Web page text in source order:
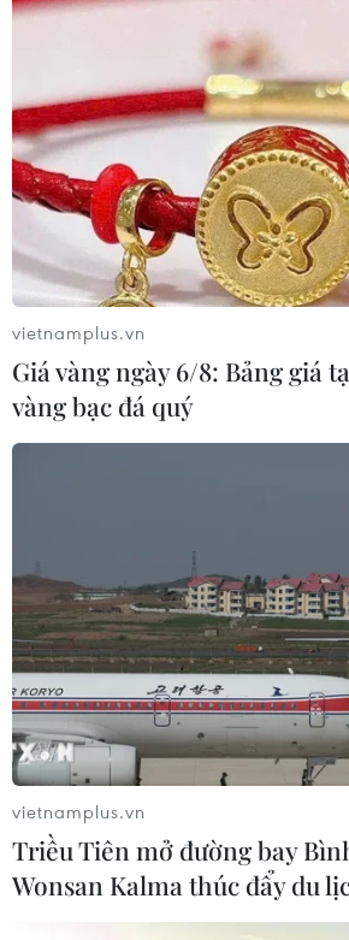
vietnamplus.vn
Giá vàng ngày 6/8: Bảng giá
vàng bạc đá quý
vietnamplus.vn
Triều Tiên mở đường bay
Wonsan Kalma thúc đẩy du